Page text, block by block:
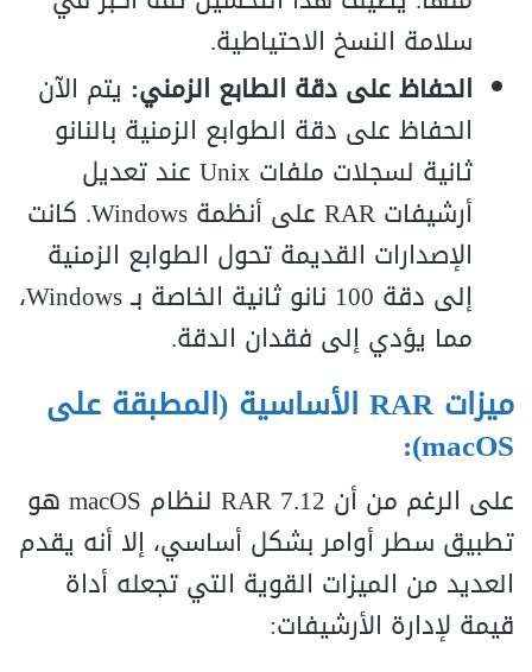
سلامة النسخ الاحتياطية.
الحفاظ على دقة الطابع الزمني: يتم الآن
الحفاظ على دقة الطوابع الزمنية بالنانو
ثانية لسجلات ملفات Unix عند تعديل
أرشيفات RAR على أنظمة Windows. كانت
الإصدارات القديمة تحول الطوابع الزمنية
إلى دقة 100 نانو ثانية الخاصة بـ Windows،
مما يؤدي إلى فقدان الدقة.
ميزات RAR الأساسية (المطبقة على
macOS):
على الرغم من أن RAR 7.12 لنظام macOS هو
تطبيق سطر أوامر بشكل أساسي، إلا أنه يقدم
العديد من الميزات القوية التي تجعله أداة
قيمة لإدارة الأرشيفات: